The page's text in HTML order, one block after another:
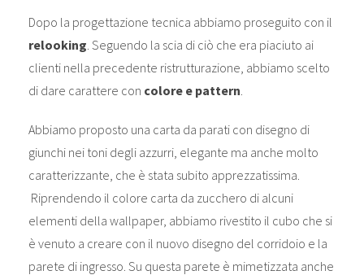
Dopo la progettazione tecnica abbiamo proseguito con il
relooking . Seguendo la scia di ciò che era piaciuto ai
clienti nella precedente ristrutturazione, abbiamo scelto
di dare carattere con colore e pattern
Abbiamo proposto una carta da parati con disegno di
giunchi nei toni degli azzurri, elegante ma anche molto
caratterizzante, che è stata subito apprezzatissima.
Riprendendo il colore carta da zucchero di alcuni
elementi della wallpaper, abbiamo rivestito il cubo che si
è venuto a creare con il nuovo disegno del corridoio e la
parete di ingresso. Su questa parete è mimetizzata anche